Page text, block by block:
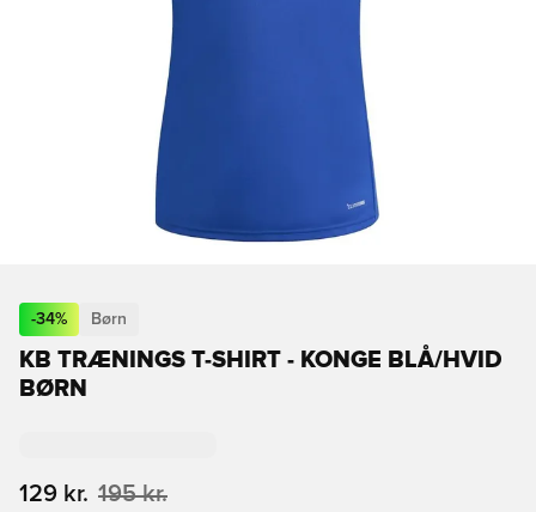
-34% Børn
KB TRÆNINGS T-SHIRT - KONGE BLÅ/HVID
BØRN
129 kr. 195 kr.